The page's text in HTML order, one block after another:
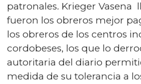
patronales. Krieger Vasena
fueron los obreros mejor
los obreros de los centros
cordobeses, los que lo
autoritaria del diario
medida de su tolerancia a